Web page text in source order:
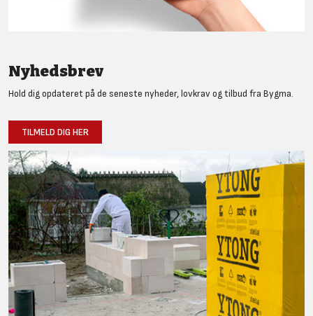
Nyhedsbrev
Hold dig opdateret på de seneste nyheder, lovkrav og tilbud fra Bygma.
TILMELD DIG HER